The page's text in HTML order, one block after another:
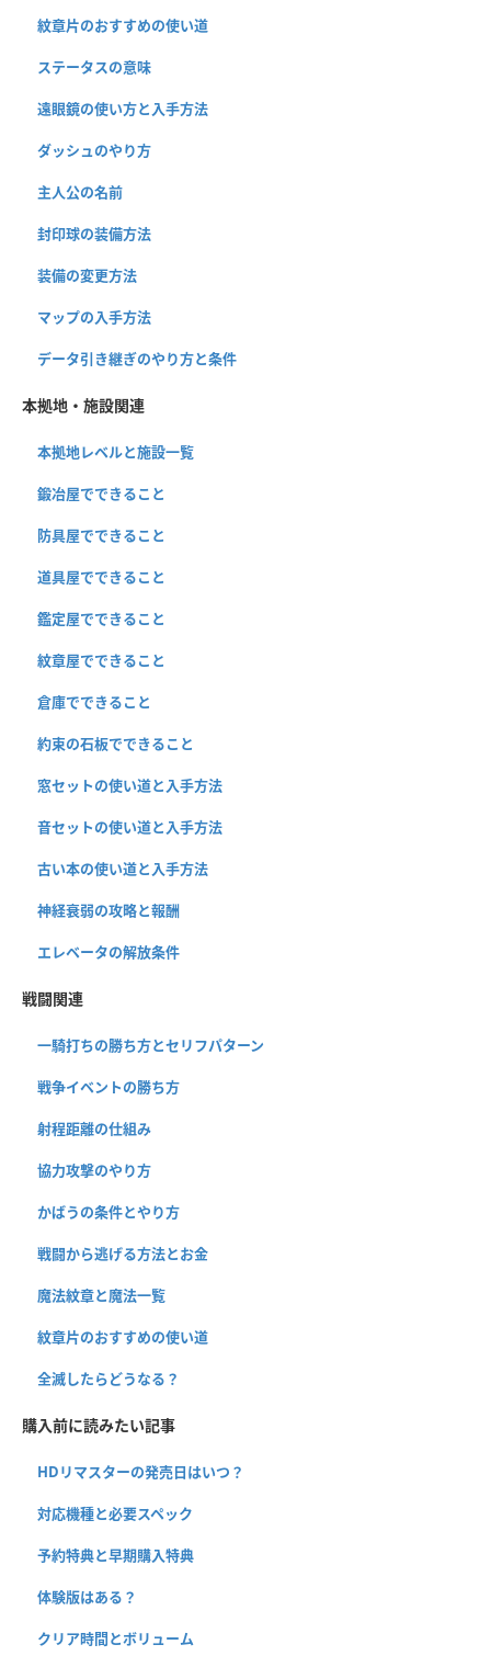
紋章片のおすすめの使い道
ステータスの意味
遠眼鏡の使い方と入手方法
ダッシュのやり方
主人公の名前
封印球の装備方法
装備の変更方法
マップの入手方法
データ引き継ぎのやり方と条件
本拠地・施設関連
本拠地レベルと施設一覧
鍛冶屋でできること
防具屋でできること
道具屋でできること
鑑定屋でできること
紋章屋でできること
倉庫でできること
約束の石板でできること
窓セットの使い道と入手方法
音セットの使い道と入手方法
古い本の使い道と入手方法
神経衰弱の攻略と報酬
エレベータの解放条件
戦闘関連
一騎打ちの勝ち方とセリフパターン
戦争イベントの勝ち方
射程距離の仕組み
協力攻撃のやり方
かばうの条件とやり方
戦闘から逃げる方法とお金
魔法紋章と魔法一覧
紋章片のおすすめの使い道
全滅したらどうなる？
購入前に読みたい記事
HDリマスターの発売日はいつ？
対応機種と必要スペック
予約特典と早期購入特典
体験版はある？
クリア時間とボリューム